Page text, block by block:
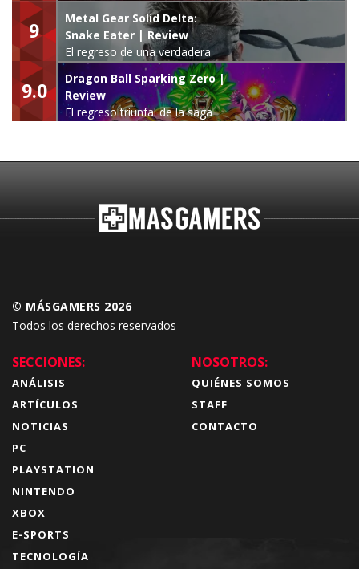
9
Metal Gear Solid Delta:
Snake Eater | Review
El regreso de una verdadera
leyenda
9.0
Dragon Ball Sparking Zero |
Review
El regreso triunfal de la saga
© MÁSGAMERS 2026
Todos los derechos reservados
SECCIONES:
ANÁLISIS
ARTÍCULOS
NOTICIAS
PC
PLAYSTATION
NINTENDO
XBOX
E-SPORTS
TECNOLOGÍA
NOSOTROS:
QUIÉNES SOMOS
STAFF
CONTACTO